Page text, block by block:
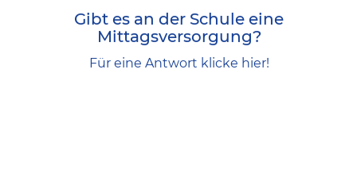
Gibt es an der Schule eine
Mittagsversorgung?
Für eine Antwort klicke hier!
Die gesamte Abwicklung der
Essenbestellung erfolgt direkt über die
Schulküche.